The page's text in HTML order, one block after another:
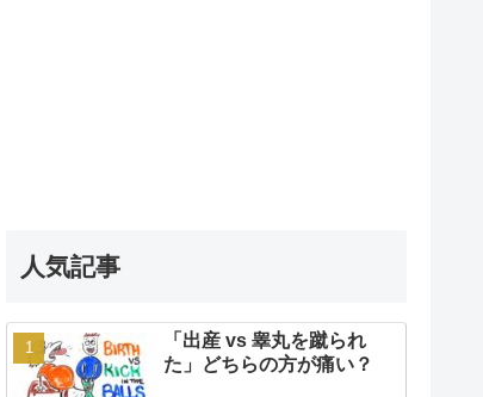
人気記事
「出産 vs 睾丸を蹴られ
た」どちらの方が痛い？